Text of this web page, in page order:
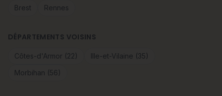
Brest Rennes
DÉPARTEMENTS VOISINS
Côtes-d'Armor (22)
Ille-et-Vilaine (35)
Morbihan (56)